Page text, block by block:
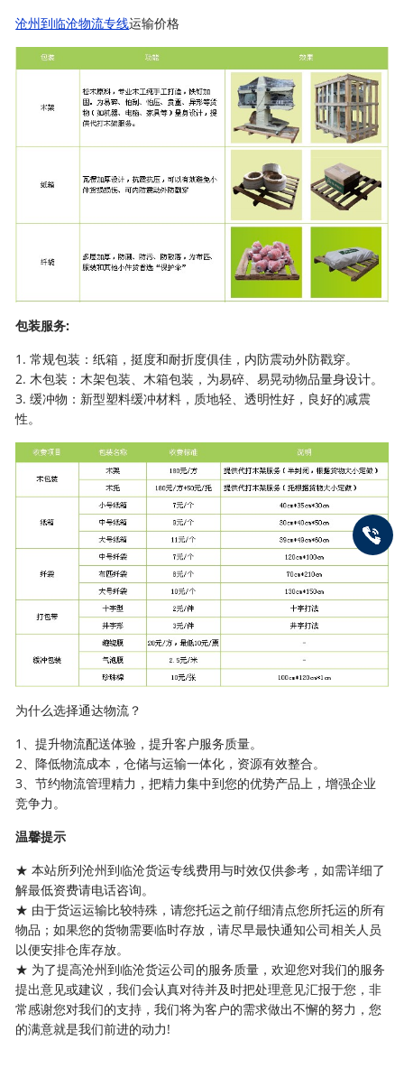
沧州到临沧物流专线运输价格
包装服务:
1. 常规包装：纸箱，挺度和耐折度俱佳，内防震动外防戳穿。
2. 木包装：木架包装、木箱包装，为易碎、易晃动物品量身设计。
3. 缓冲物：新型塑料缓冲材料，质地轻、透明性好，良好的减震
性。
为什么选择通达物流？
1、提升物流配送体验，提升客户服务质量。
2、降低物流成本，仓储与运输一体化，资源有效整合。
3、节约物流管理精力，把精力集中到您的优势产品上，增强企业
竞争力。
温馨提示
★ 本站所列沧州到临沧货运专线费用与时效仅供参考，如需详细了
解最低资费请电话咨询。
★ 由于货运运输比较特殊，请您托运之前仔细清点您所托运的所有
物品；如果您的货物需要临时存放，请尽早最快通知公司相关人员
以便安排仓库存放。
★ 为了提高沧州到临沧货运公司的服务质量，欢迎您对我们的服务
提出意见或建议，我们会认真对待并及时把处理意见汇报于您，非
常感谢您对我们的支持，我们将为客户的需求做出不懈的努力，您
的满意就是我们前进的动力!